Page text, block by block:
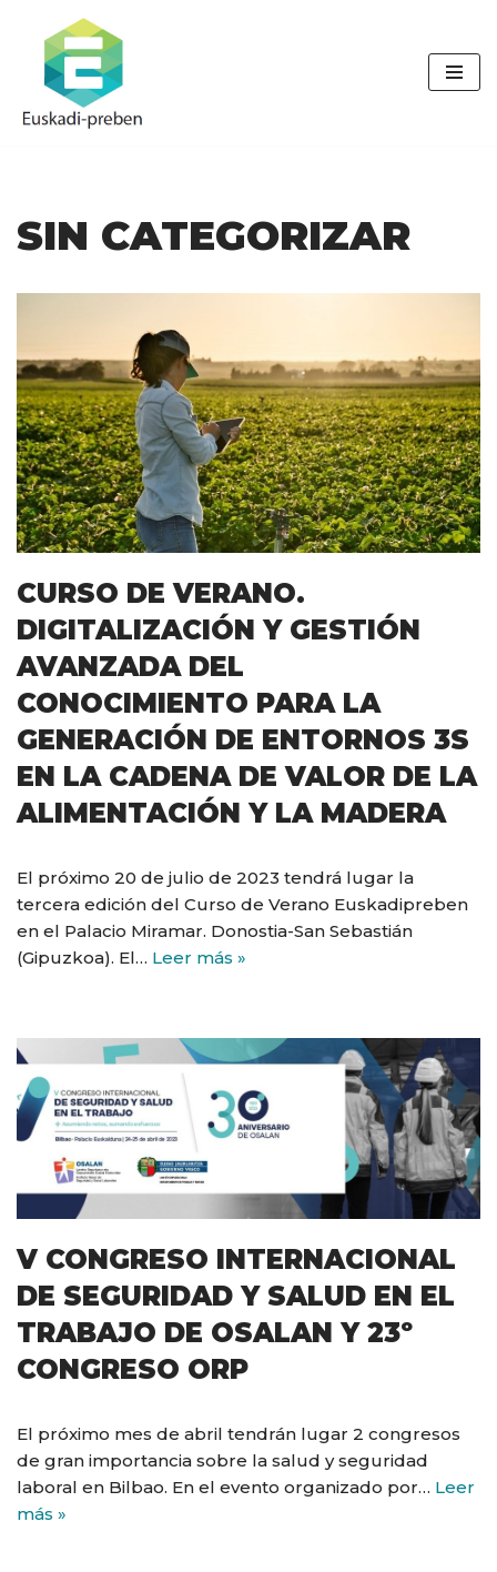
Saltar
contenido
SIN CATEGORIZAR
CURSO DE VERANO.
DIGITALIZACIÓN Y GESTIÓN
AVANZADA DEL
CONOCIMIENTO PARA LA
GENERACIÓN DE ENTORNOS 3S
EN LA CADENA DE VALOR DE LA
ALIMENTACIÓN Y LA MADERA
El próximo 20 de julio de 2023 tendrá lugar la
tercera edición del Curso de Verano Euskadipreben
en el Palacio Miramar. Donostia-San Sebastián
(Gipuzkoa). El… Leer más »
V CONGRESO INTERNACIONAL
DE SEGURIDAD Y SALUD EN EL
TRABAJO DE OSALAN Y 23º
CONGRESO ORP
El próximo mes de abril tendrán lugar 2 congresos
de gran importancia sobre la salud y seguridad
laboral en Bilbao. En el evento organizado por… Leer
más »